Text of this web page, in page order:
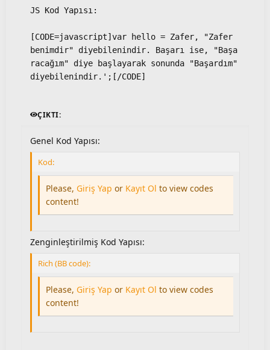
JS Kod Yapısı:
[CODE=javascript]var hello = Zafer, "Zafer
benimdir" diyebilenindir. Başarı ise, "Başa
racağım" diye başlayarak sonunda "Başardım"
diyebilenindir.';[/CODE]
ÇIKTI:
Genel Kod Yapısı:
Kod:
Please, Giriş Yap or Kayıt Ol to view codes
content!
Zenginleştirilmiş Kod Yapısı:
Rich (BB code):
Please, Giriş Yap or Kayıt Ol to view codes
content!